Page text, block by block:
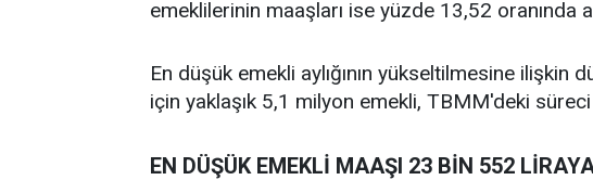
emeklilerinin maaşları ise yüzde 13,52 oranında
En düşük emekli aylığının yükseltilmesine ilişkin
için yaklaşık 5,1 milyon emekli, TBMM'deki
EN DÜŞÜK EMEKLİ MAAŞI 23 BİN 552